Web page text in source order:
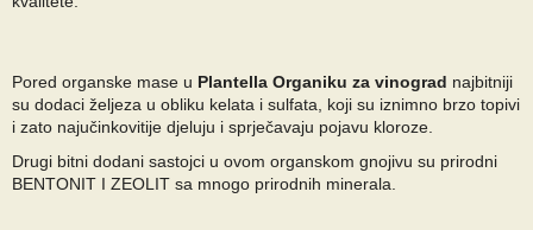
Pored organske mase u Plantella Organiku za vinograd najbitniji
su dodaci željeza u obliku kelata i sulfata, koji su iznimno brzo topivi
i zato najučinkovitije djeluju i sprječavaju pojavu kloroze.
Drugi bitni dodani sastojci u ovom organskom gnojivu su prirodni
BENTONIT I ZEOLIT sa mnogo prirodnih minerala.